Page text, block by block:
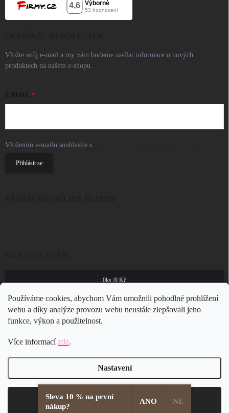
Používáme cookies, abychom Vám umožnili pohodlné prohlížení
webu a díky analýze provozu webu neustále zlepšovali jeho
funkce, výkon a použitelnost.
Více informacízde.
Nastavení
Souhlasím
Vložte svůj e-mail a my vám budeme zasílat informace o nových
produktech na našem e-shopu.
E-MAIL
Vložením e-mailu souhlasíte s
Přihlásit se
0ks /0 Kč
Copyright 2026JSB Bijoux s.r.o.
Sleva 10 % na první
nákup?
ANO NE